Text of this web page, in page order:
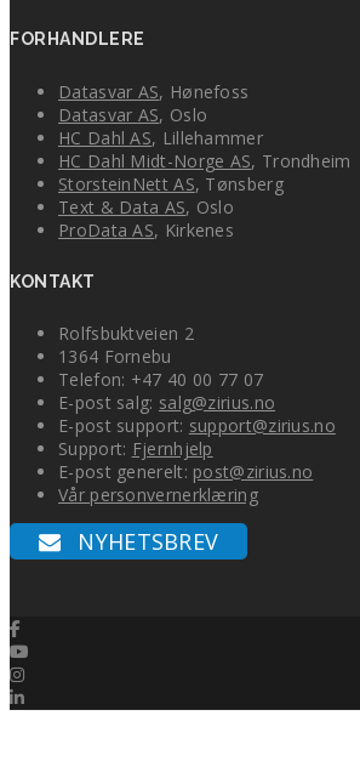
FORHANDLERE
Datasvar AS, Hønefoss
Datasvar AS, Oslo
HC Dahl AS, Lillehammer
HC Dahl Midt-Norge AS, Trondheim
StorsteinNett AS, Tønsberg
Text & Data AS, Oslo
ProData AS, Kirkenes
KONTAKT
Rolfsbuktveien 2
1364 Fornebu
Telefon: +47 40 00 77 07
E-post salg: salg@zirius.no
E-post support: support@zirius.no
Support: Fjernhjelp
E-post generelt: post@zirius.no
Vår personvernerklæring
NYHETSBREV